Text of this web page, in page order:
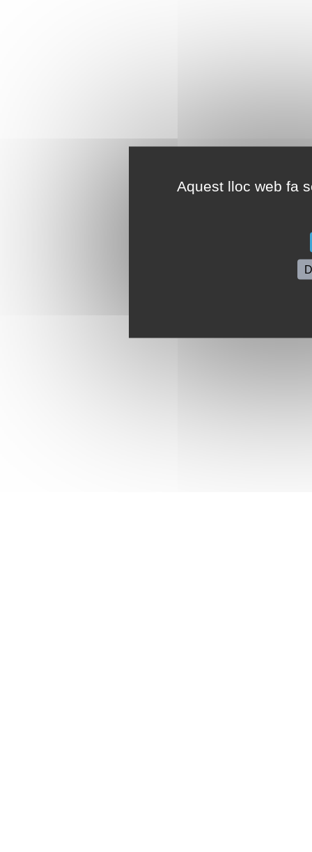
Aquest lloc web fa